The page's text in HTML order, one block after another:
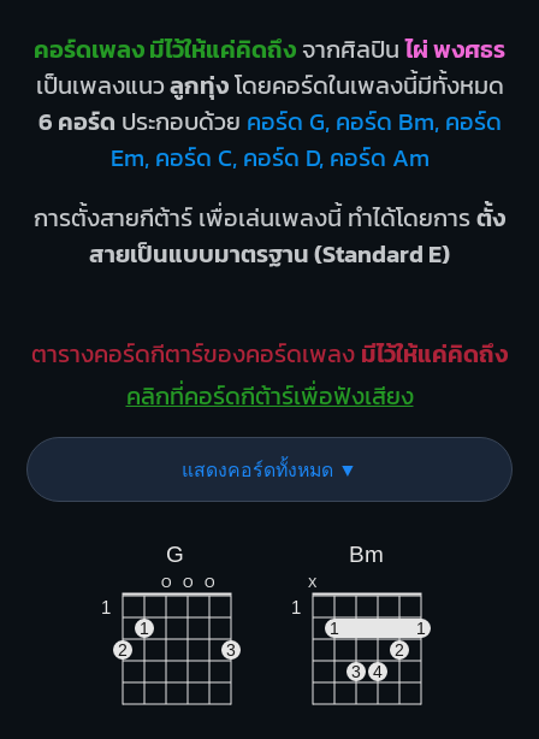
คอร์ดเพลง มีไว้ให้แค่คิดถึง จากศิลปินไผ่ พงศธร
เป็นเพลงแนวลูกทุ่งโดยคอร์ดในเพลงนี้มีทั้งหมด
6 คอร์ด ประกอบด้วย คอร์ด G, คอร์ด Bm, คอร์ด
Em, คอร์ด C, คอร์ด D, คอร์ด Am
การตั้งสายกีต้าร์ เพื่อเล่นเพลงนี้ ทำได้โดยการตั้ง
สายเป็นแบบมาตรฐาน (Standard E)
ตารางคอร์ดกีตาร์ของคอร์ดเพลง มีไว้ให้แค่คิดถึง
คลิกที่คอร์ดกีต้าร์เพื่อฟังเสียง
แสดงคอร์ดทั้งหมด ▼
G
O O O
1
1
2
3
Bm
X
1
1
1
2
3
4